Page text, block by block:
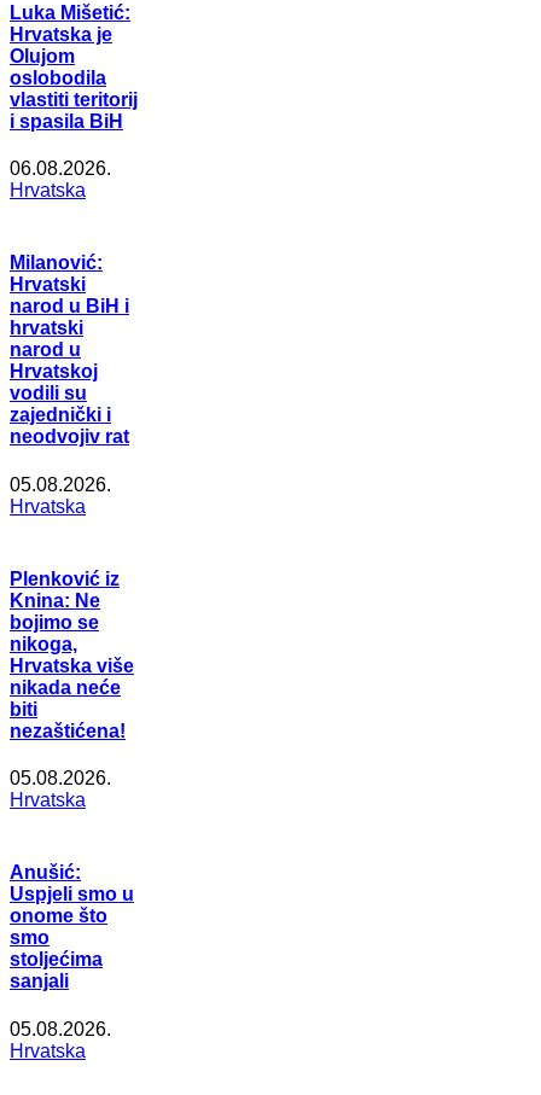
Luka Mišetić:
Hrvatska je
Olujom
oslobodila
vlastiti teritorij
i spasila BiH
06.08.2026.
Hrvatska
Milanović:
Hrvatski
narod u BiH i
hrvatski
narod u
Hrvatskoj
vodili su
zajednički i
neodvojiv rat
05.08.2026.
Hrvatska
Plenković iz
Knina: Ne
bojimo se
nikoga,
Hrvatska više
nikada neće
biti
nezaštićena!
05.08.2026.
Hrvatska
Anušić:
Uspjeli smo u
onome što
smo
stoljećima
sanjali
05.08.2026.
Hrvatska